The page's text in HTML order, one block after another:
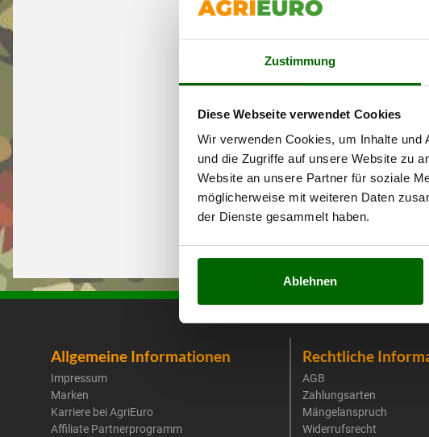
Zustimmung
Diese Webseite verwendet Cookies
Wir verwenden Cookies, um Inhalte
und die Zugriffe auf unsere Website zu
Website an unsere Partner für soziale
möglicherweise mit weiteren Daten
der Dienste gesammelt haben.
Ablehnen
Allgemeine Informationen
Impressum
Marken
Karriere bei AgriEuro
Affiliate Partnerprogramm
Rechtliche
AGB
Zahlungsarten
Mängelanspruch
Widerrufsrecht